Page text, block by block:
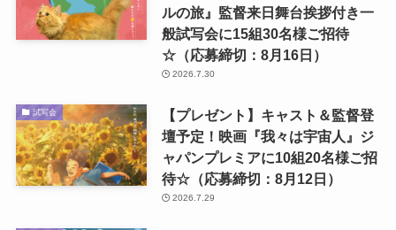
ルの旅』監督来日舞台挨拶付き一
般試写会に15組30名様ご招待
☆（応募締切：8月16日）
2026.7.30
試写会
【プレゼント】キャスト＆監督登
壇予定！映画『我々は宇宙人』ジ
ャパンプレミアに10組20名様ご招
待☆（応募締切：8月12日）
2026.7.29